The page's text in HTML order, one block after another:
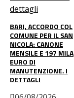
BARI, ACCORDO COL
COMUNE PER IL SAN
NICOLA: CANONE
MENSILE E 197 MILA
EURO DI
MANUTENZIONE. I
DETTAGLI